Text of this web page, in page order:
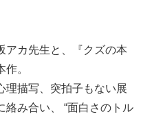
アカ先生と、『クズの本
。
理描写、突拍子もない展
み合い、 “面白さのトル